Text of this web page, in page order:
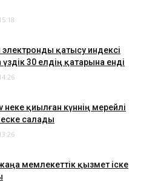
электронды қатысу индексі
30 елдің қатарына енді
неке қиылған күннің мерейлі
салады
мемлекеттік қызмет іске